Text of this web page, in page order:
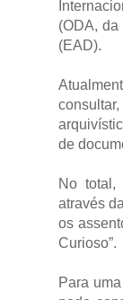
(ODA,
(EAD).
de
No total,
através
os
Curioso”.
Para